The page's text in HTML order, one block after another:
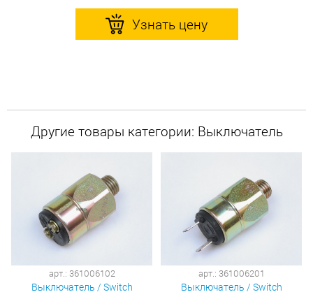
Узнать цену
Другие товары категории: Выключатель
арт.: 361006102
Выключатель / Switch
арт.: 361006201
Выключатель / Switch